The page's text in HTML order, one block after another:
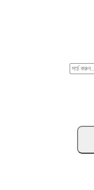
Search
For: